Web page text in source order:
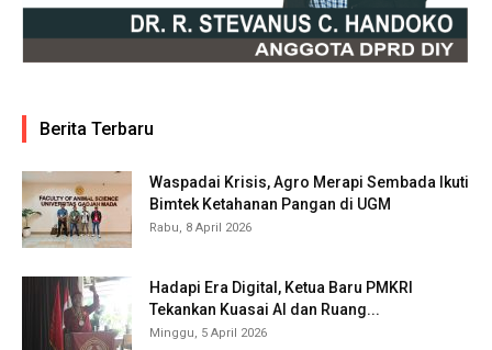
Berita Terbaru
Waspadai Krisis, Agro Merapi Sembada Ikuti
Bimtek Ketahanan Pangan di UGM
Rabu, 8 April 2026
Hadapi Era Digital, Ketua Baru PMKRI
Tekankan Kuasai AI dan Ruang...
Minggu, 5 April 2026